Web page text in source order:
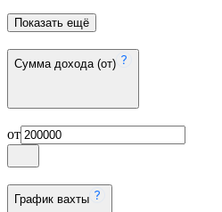
Показать ещё
Сумма дохода (от)
от
График вахты